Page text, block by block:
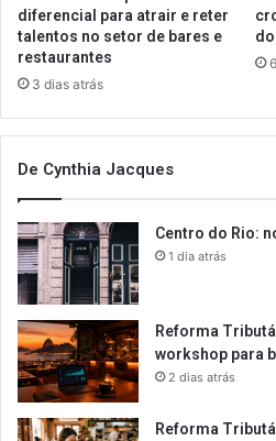
diferencial para atrair e reter
talentos no setor de bares e
restaurantes
3 dias atrás
De Cynthia Jacques
Centro do Rio:
1 dia atrás
Reforma
workshop para
2 dias atrás
Reforma